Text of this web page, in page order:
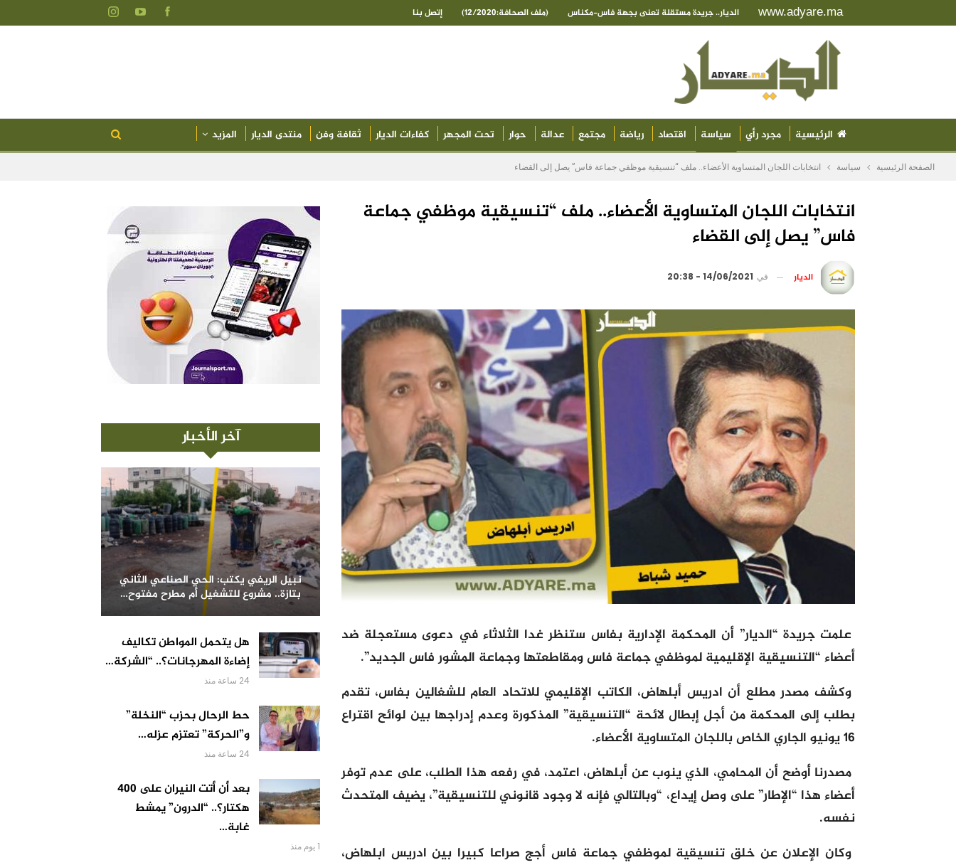
www.adyare.ma الديار.. جريدة مستقلة تعنى بجهة فاس-مكناس (ملف الصحافة:12/2020) إتصل بنا
الرئيسية مجرد رأي سياسة اقتصاد رياضة مجتمع عدالة حوار تحت المجهر كفاءات الديار ثقافة وفن منتدى الديار المزيد
الصفحة الرئيسية سياسة انتخابات اللجان المتساوية الأعضاء.. ملف “تنسيقية موظفي جماعة فاس” يصل إلى القضاء
انتخابات اللجان المتساوية الأعضاء.. ملف “تنسيقية موظفي جماعة
فاس” يصل إلى القضاء
الديار في 14/06/2021 - 20:38
علمت جريدة “الديار” أن المحكمة الإدارية بفاس ستنظر غدا الثلاثاء في دعوى مستعجلة ضد
أعضاء “التنسيقية الإقليمية لموظفي جماعة فاس ومقاطعتها وجماعة المشور فاس الجديد”.
وكشف مصدر مطلع أن ادريس أبلهاض، الكاتب الإقليمي للاتحاد العام للشغالين بفاس، تقدم
بطلب إلى المحكمة من أجل إبطال لائحة “التنسيقية” المذكورة وعدم إدراجها بين لوائح اقتراع
16 يونيو الجاري الخاص باللجان المتساوية الأعضاء.
مصدرنا أوضح أن المحامي، الذي ينوب عن أبلهاض، اعتمد، في رفعه هذا الطلب، على عدم توفر
أعضاء هذا “الإطار” على وصل إيداع، “وبالتالي فإنه لا وجود قانوني للتنسيقية”، يضيف المتحدث
نفسه.
وكان الإعلان عن خلق تنسيقية لموظفي جماعة فاس أجج صراعا كبيرا بين ادريس ابلهاض،
آخر الأخبار
نبيل الريفي يكتب: الحي الصناعي الثاني
بتازة.. مشروع للتشغيل أم مطرح مفتوح…
هل يتحمل المواطن تكاليف
إضاءة المهرجانات؟.. “الشركة…
24 ساعة منذ
حط الرحال بحزب “النخلة”
و”الحركة” تعتزم عزله…
24 ساعة منذ
بعد أن أتت النيران على 400
هكتار؟.. “الدرون” يمشط
غابة…
1 يوم منذ